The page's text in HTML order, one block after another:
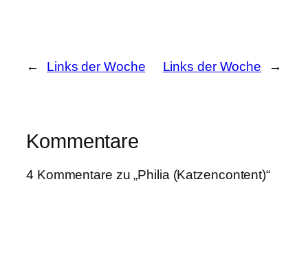
← Links der Woche Links der Woche →
Kommentare
4 Kommentare zu „Philia (Katzencontent)“